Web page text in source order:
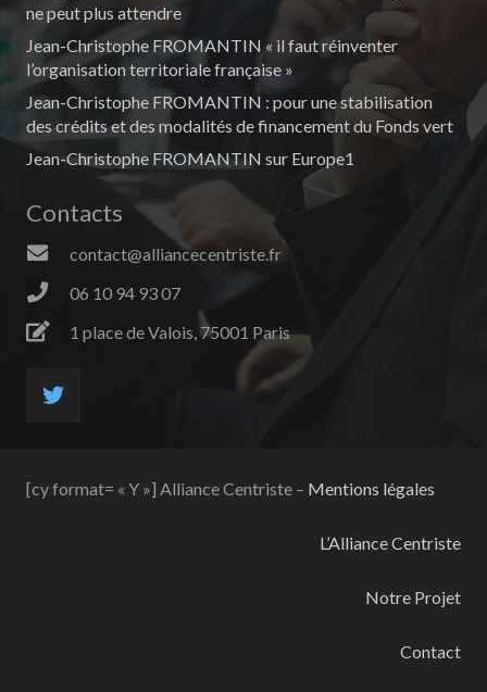
ne peut plus attendre
Jean-Christophe FROMANTIN « il faut réinventer
l’organisation territoriale française »
Jean-Christophe FROMANTIN : pour une stabilisation
des crédits et des modalités de financement du Fonds vert
Jean-Christophe FROMANTIN sur Europe1
Contacts
contact@alliancecentriste.fr
06 10 94 93 07
1 place de Valois, 75001 Paris
[cy format= « Y »] Alliance Centriste – Mentions légales
L’Alliance Centriste
Notre Projet
Contact